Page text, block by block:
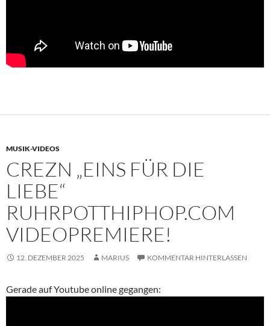
MUSIK-VIDEOS
CREZN „EINS FÜR DIE
LIEBE“
RUHRPOTTHIPHOP.COM
VIDEOPREMIERE!
12. DEZEMBER 2025 MARIUS KOMMENTAR HINTERLASSEN
Gerade auf Youtube online gegangen: